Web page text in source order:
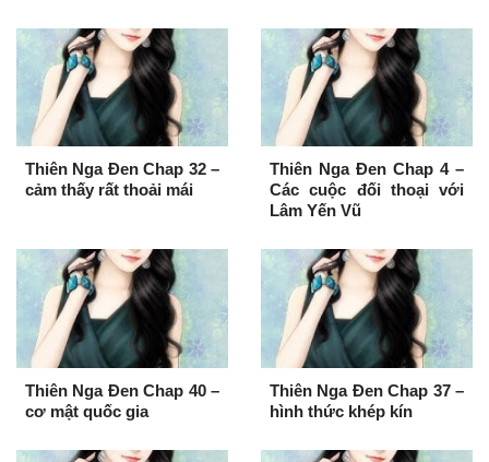
Thiên Nga Đen Chap 32 –
cảm thấy rất thoải mái
Thiên Nga Đen Chap 4 –
Các cuộc đối thoại với
Lâm Yến Vũ
Thiên Nga Đen Chap 40 –
cơ mật quốc gia
Thiên Nga Đen Chap 37 –
hình thức khép kín